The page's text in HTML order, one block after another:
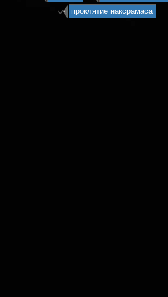
проклятие наксрамаса